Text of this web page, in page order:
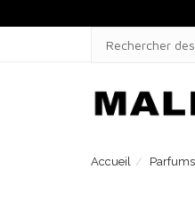
to
SEARCH
Accueil